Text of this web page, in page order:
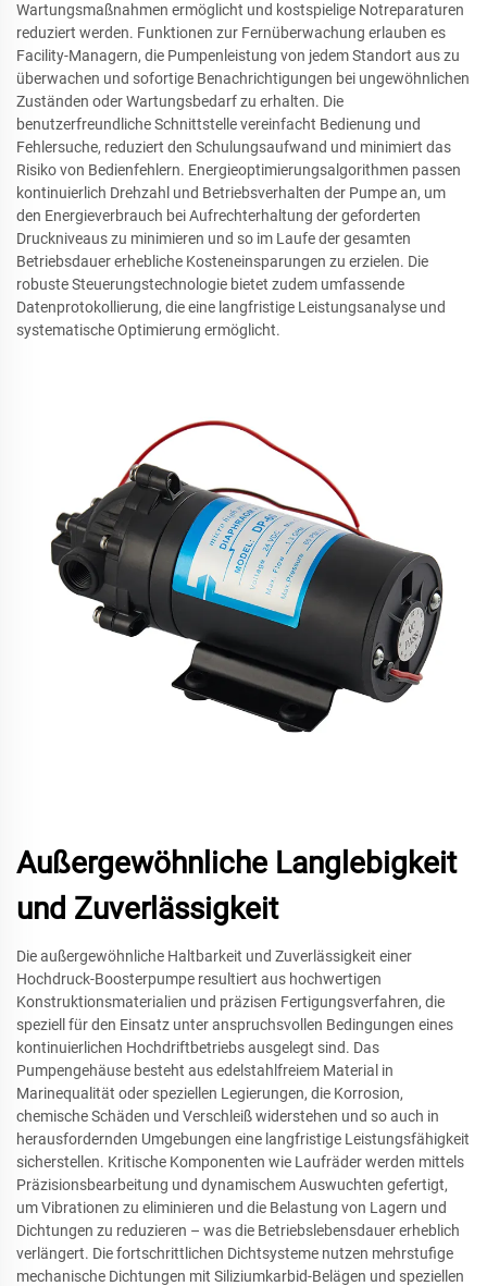
Wartungsmaßnahmen ermöglicht und kostspielige Notreparaturen
reduziert werden. Funktionen zur Fernüberwachung erlauben es
Facility-Managern, die Pumpenleistung von jedem Standort aus zu
überwachen und sofortige Benachrichtigungen bei ungewöhnlichen
Zuständen oder Wartungsbedarf zu erhalten. Die
benutzerfreundliche Schnittstelle vereinfacht Bedienung und
Fehlersuche, reduziert den Schulungsaufwand und minimiert das
Risiko von Bedienfehlern. Energieoptimierungsalgorithmen passen
kontinuierlich Drehzahl und Betriebsverhalten der Pumpe an, um
den Energieverbrauch bei Aufrechterhaltung der geforderten
Druckniveaus zu minimieren und so im Laufe der gesamten
Betriebsdauer erhebliche Kosteneinsparungen zu erzielen. Die
robuste Steuerungstechnologie bietet zudem umfassende
Datenprotokollierung, die eine langfristige Leistungsanalyse und
systematische Optimierung ermöglicht.
Außergewöhnliche Langlebigkeit
und Zuverlässigkeit
Die außergewöhnliche Haltbarkeit und Zuverlässigkeit einer
Hochdruck-Boosterpumpe resultiert aus hochwertigen
Konstruktionsmaterialien und präzisen Fertigungsverfahren, die
speziell für den Einsatz unter anspruchsvollen Bedingungen eines
kontinuierlichen Hochdriftbetriebs ausgelegt sind. Das
Pumpengehäuse besteht aus edelstahlfreiem Material in
Marinequalität oder speziellen Legierungen, die Korrosion,
chemische Schäden und Verschleiß widerstehen und so auch in
herausfordernden Umgebungen eine langfristige Leistungsfähigkeit
sicherstellen. Kritische Komponenten wie Laufräder werden mittels
Präzisionsbearbeitung und dynamischem Auswuchten gefertigt,
um Vibrationen zu eliminieren und die Belastung von Lagern und
Dichtungen zu reduzieren – was die Betriebslebensdauer erheblich
verlängert. Die fortschrittlichen Dichtsysteme nutzen mehrstufige
mechanische Dichtungen mit Siliziumkarbid-Belägen und speziellen